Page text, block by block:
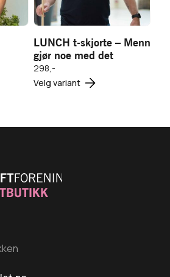
LUNCH t-skjorte – Menn
gjør noe med det
298,-
Velg variant
flere
handlekurv